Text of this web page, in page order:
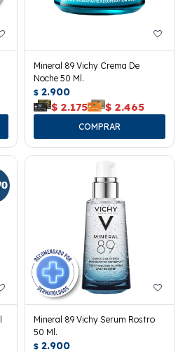
Mineral 89 Vichy Crema De
Noche 50 Ml.
$ 2.900
$ 2.175 $ 2.465
Mineral 89 Vichy Serum Rostro
50 Ml.
$ 2.900